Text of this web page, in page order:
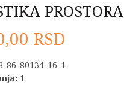
PROSTORA
RSD
86-80134-16-1
1